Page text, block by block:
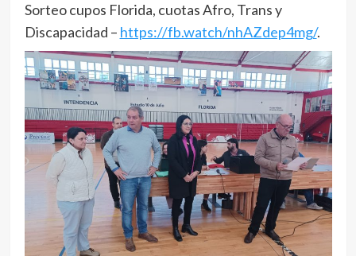
Sorteo cupos Florida, cuotas Afro, Trans y
Discapacidad – https://fb.watch/nhAZdep4mg/.